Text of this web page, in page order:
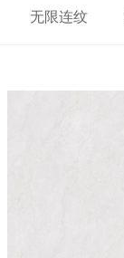
无限连纹